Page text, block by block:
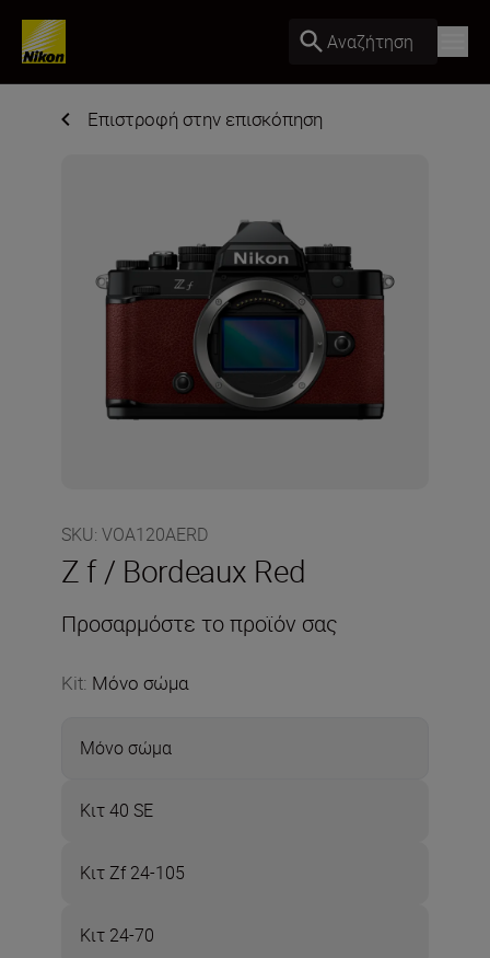
Αναζήτηση
Επιστροφή στην επισκόπηση
SKU: VOA120AERD
Z f / Bordeaux Red
Προσαρμόστε το προϊόν σας
Kit: Μόνο σώμα
Μόνο σώμα
Κιτ 40 SE
Κιτ Zf 24-105
Κιτ 24-70